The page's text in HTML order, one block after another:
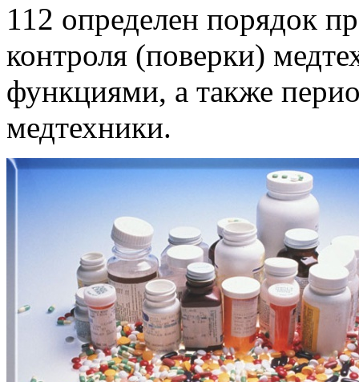
112 определен порядок
контроля (поверки)
функциями, а также
медтехники.